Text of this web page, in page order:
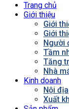
Trang chủ
Giới thiệu
Giới
Giới
Người
Tầm
Tăng
Nhà
Kinh doanh
Nội địa
Xuất